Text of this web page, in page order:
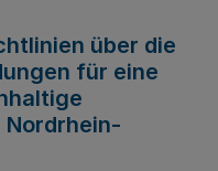
über die
für eine